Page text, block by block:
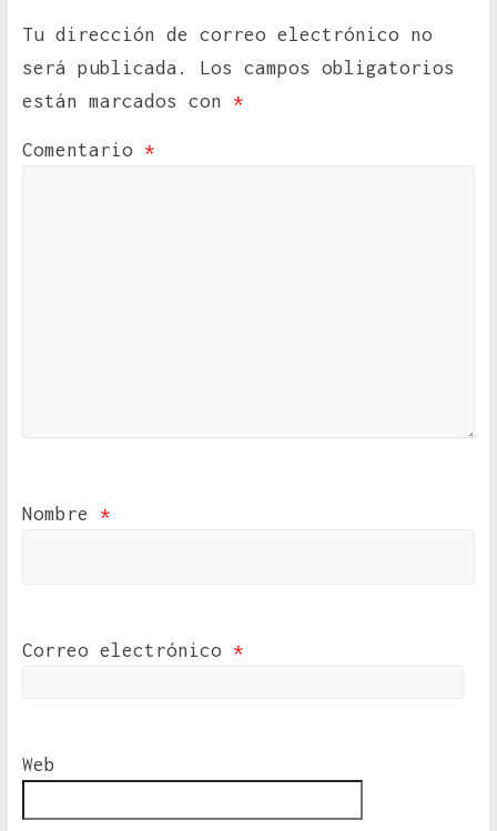
Tu dirección de correo electrónico no
será publicada.
Los campos obligatorios
están marcados con *
Comentario *
Nombre *
Correo electrónico *
Web